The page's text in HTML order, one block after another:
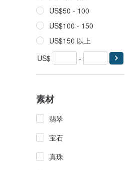
US$50 - 100
US$100 - 150
US$150 以上
US$
-
素材
翡翠
宝石
真珠